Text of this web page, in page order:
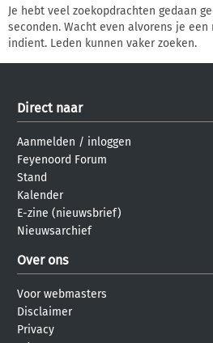
Je hebt veel zoekopdrachten gedaan
seconden. Wacht even alvorens je
indient. Leden kunnen vaker zoeken.
Direct naar
Aanmelden / inloggen
Feyenoord Forum
Stand
Kalender
E-zine (nieuwsbrief)
Nieuwsarchief
Over ons
Voor webmasters
Disclaimer
Privacy